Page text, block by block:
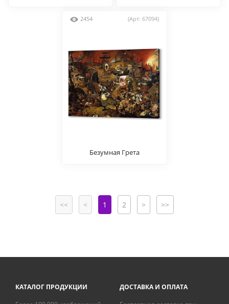
2454 (Арт: 67094)
Безумная Грета
<< < 1 2 > >>
КАТАЛОГ ПРОДУКЦИИ
ДОСТАВКА И ОПЛАТА